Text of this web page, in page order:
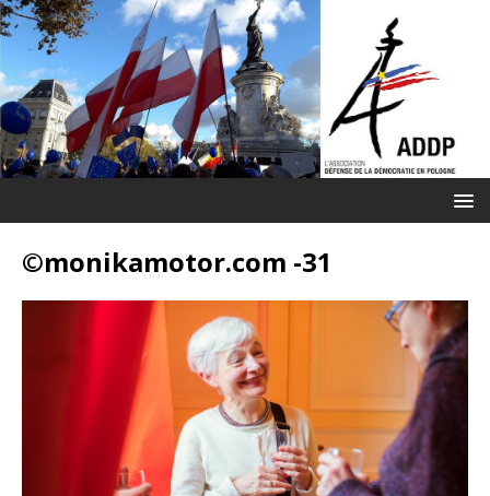
©monikamotor.com -31